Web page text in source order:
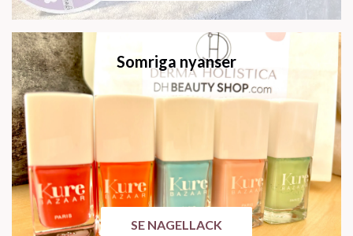
Somriga nyanser
SE NAGELLACK